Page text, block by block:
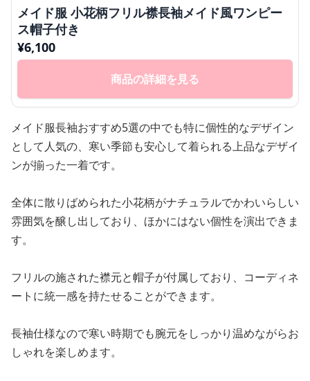
メイド服 小花柄フリル襟長袖メイド風ワンピー
ス帽子付き
¥6,100
商品の詳細を見る
メイド服長袖おすすめ5選の中でも特に個性的なデザイン
として人気の、寒い季節も安心して着られる上品なデザイ
ンが揃った一着です。
全体に散りばめられた小花柄がナチュラルでかわいらしい
雰囲気を醸し出しており、ほかにはない個性を演出できま
す。
フリルの施された襟元と帽子が付属しており、コーディネ
ートに統一感を持たせることができます。
長袖仕様なので寒い時期でも腕元をしっかり温めながらお
しゃれを楽しめます。